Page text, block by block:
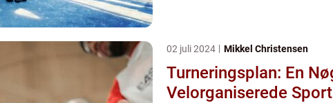
02 juli 2024 Mikkel Christensen
Turneringsplan: En
Velorganiserede